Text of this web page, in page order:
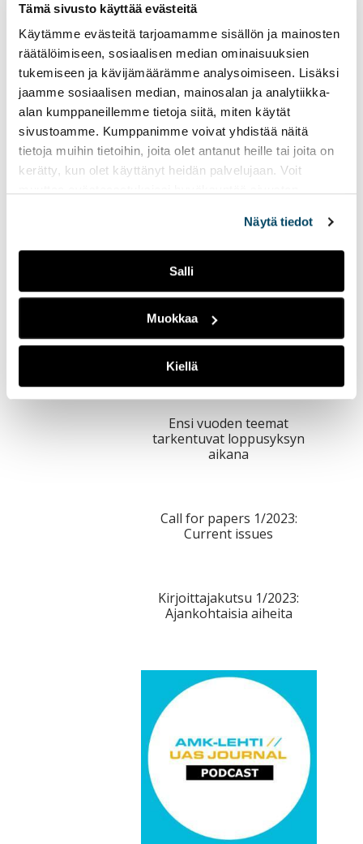
Tämä sivusto käyttää evästeitä
Käytämme evästeitä tarjoamamme sisällön ja mainosten
räätälöimiseen, sosiaalisen median ominaisuuksien
tukemiseen ja kävijämäärämme analysoimiseen. Lisäksi
jaamme sosiaalisen median, mainosalan ja analytiikka-
alan kumppaneillemme tietoja siitä, miten käytät
sivustoamme. Kumppanimme voivat yhdistää näitä
tietoja muihin tietoihin, joita olet antanut heille tai joita on
kerätty, kun olet käyttänyt heidän palvelujaan. Voit
Näytä tiedot
Salli
Muokkaa
Kiellä
digitalisaatio ja DigiVisio
2030
Call for papers 2/2023:
Leadership & management,
administration, and quality
in universities of applied
sciences
Kirjoittajakutsu 2/2023:
Johtaminen, hallinto ja laatu
korkeakouluissa
Ensi vuoden teemat
tarkentuvat loppusyksyn
aikana
Call for papers 1/2023:
Current issues
Kirjoittajakutsu 1/2023:
Ajankohtaisia aiheita